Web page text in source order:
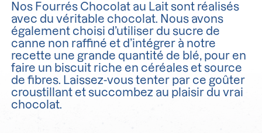
Nos Fourrés Chocolat au Lait sont réalisés
avec du véritable chocolat. Nous avons
également choisi d’utiliser du sucre de
canne non raffiné et d’intégrer à notre
recette une grande quantité de blé, pour en
faire un biscuit riche en céréales et source
de fibres. Laissez-vous tenter par ce goûter
croustillant et succombez au plaisir du vrai
chocolat.